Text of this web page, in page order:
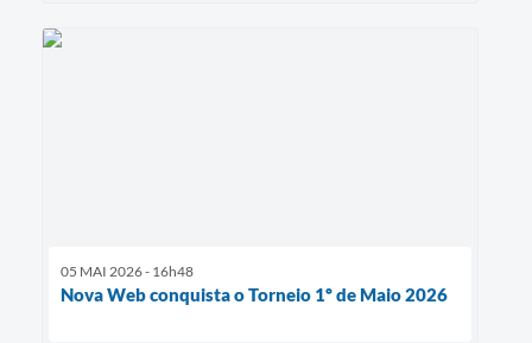
05 MAI 2026 - 16h48
Nova Web conquista o Torneio 1º de Maio 2026